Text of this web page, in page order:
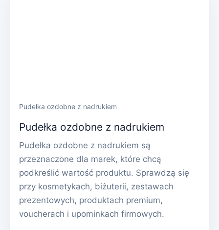
Pudełka ozdobne z nadrukiem
Pudełka ozdobne z nadrukiem
Pudełka ozdobne z nadrukiem są
przeznaczone dla marek, które chcą
podkreślić wartość produktu. Sprawdzą się
przy kosmetykach, biżuterii, zestawach
prezentowych, produktach premium,
voucherach i upominkach firmowych.